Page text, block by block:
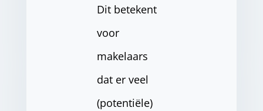
Dit betekent
voor
makelaars
dat er veel
(potentiële)